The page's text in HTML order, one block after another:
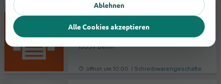
Tonerdumping Filiale Spandau (Altstadt)
Carl-Schurz-Str. 49
13597 Berlin
öffnet um 10:00 | Schreibwarengeschäfte
Ablehnen
Alle Cookies akzeptieren